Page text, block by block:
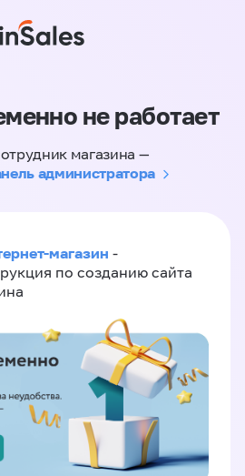
не работает
магазина —
администратора
магазин -
по созданию сайта